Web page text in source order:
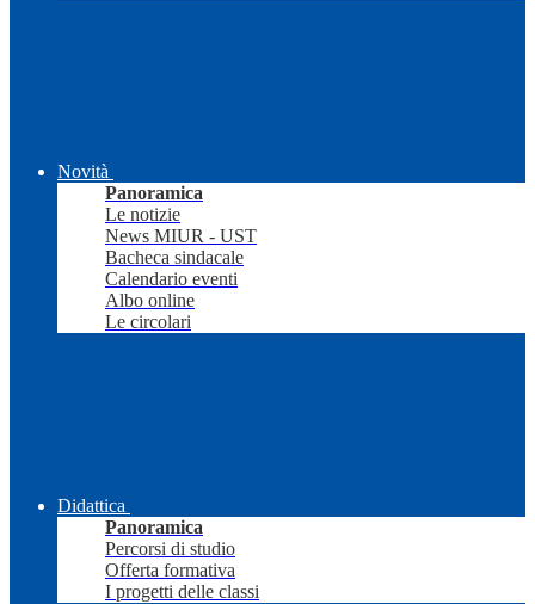
Novità
Panoramica
Le notizie
News MIUR - UST
Bacheca sindacale
Calendario eventi
Albo online
Le circolari
Didattica
Panoramica
Percorsi di studio
Offerta formativa
I progetti delle classi